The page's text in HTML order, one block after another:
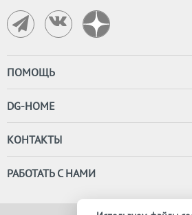
ПОМОЩЬ
DG-HOME
КОНТАКТЫ
РАБОТАТЬ С НАМИ